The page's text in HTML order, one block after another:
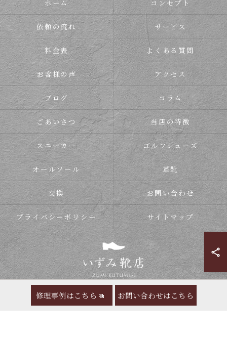
修理事例はこちら お問い合わせはこちら
ホーム コンセプト
依頼の流れ サービス
料金表 よくある質問
お客様の声 アクセス
ブログ コラム
ごあいさつ 当店の特徴
スニーカー ゴルフシューズ
オールソール 革靴
交換 お問い合わせ
プライバシーポリシー サイトマップ
© 2026 靴の修理ならいずみ靴店 ALL RIGHTS RESERVED.